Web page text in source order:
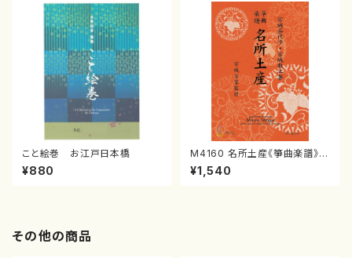
こと絵巻 お江戸日本橋
¥880
M4160 名所土産《箏曲楽譜》
（箏/宮城喜代子・宮城数江著・
宮城宗家監修/箏曲古典楽譜）
¥1,540
その他の商品